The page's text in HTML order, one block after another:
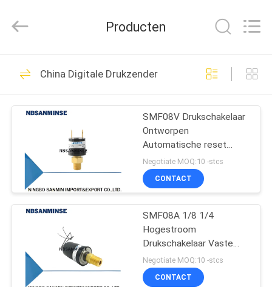
HUIS
PRODUCTEN
ONGEVEER
ONS
FABRIEKSREIS
KWALITEITSCONTROLE
CONTACTEER
Export
Co.,Ltd..
Reserved.
Pneumatische
magneetventiel
574
Pneumatische
Impulsklep
62
Producten
China Digitale Drukzender
SMF08V Drukschakelaar
Ontworpen
Automatische reset
Kleine
vacuümonderdelen In
vacuümomgeving
Negotiate MOQ:10 -stcs
CONTACT
SMF08A 1/8 1/4
Hogestroom
Drukschakelaar Vaste
Instelpunt Automatische
Reset Lucht Water
Negotiate MOQ:10 -stcs
CONTACT